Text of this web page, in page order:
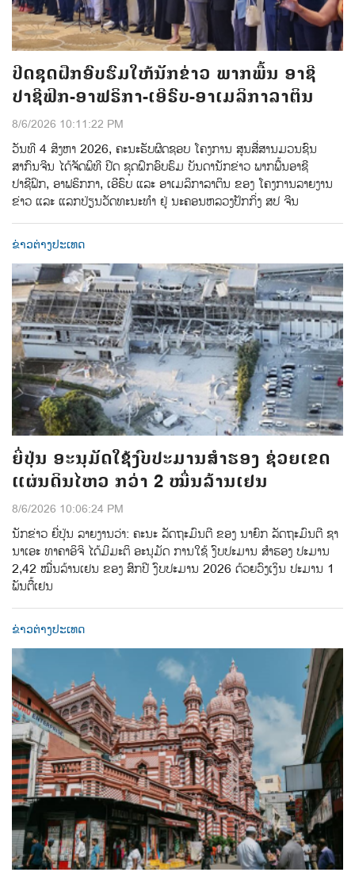
ປີດຊຸດຝຶກອົບຮົມໃຫ້ນັກຂ່າວ ພາກພື້ນ ອາຊີ
ປາຊີຟິກ-ອາຟຣິກາ-ເອີຣົບ-ອາເມລິກາລາຕິນ
8/6/2026 10:11:22 PM
ວັນທີ 4 ສິງຫາ 2026, ຄະນະຮັບຜິດຊອບ ໂຄງການ ສູນສື່ສານມວນຊົນ
ສາກົນຈີນ ໄດ້ຈັດພິທີ ປີດ ຊຸດຝຶກອົບຮົມ ບັນດານັກຂ່າວ ພາກພື້ນອາຊີ
ປາຊີຟິກ, ອາຟຣິກກາ, ເອີຣົບ ແລະ ອາເມລິກາລາຕິນ ຂອງ ໂຄງການລາຍງານ
ຂ່າວ ແລະ ແລກປ່ຽນວັດທະນະທຳ ຢູ່ ນະຄອນຫລວງປັກກິ່ງ ສປ ຈີນ
ຂ່າວຕ່າງປະເທດ
ຍີ່ປຸ່ນ ອະນຸມັດໃຊ້ງົບປະມານສຳຮອງ ຊ່ວຍເຂດ
ແຜ່ນດິນໄຫວ ກວ່າ 2 ໝື່ນລ້ານເຢນ
8/6/2026 10:06:24 PM
ນັກຂ່າວ ຍີ່ປຸ່ນ ລາຍງານວ່າ: ຄະນະ ລັດຖະມົນຕີ ຂອງ ນາຍົກ ລັດຖະມົນຕີ ຊາ
ນາເອະ ທາຄາອິຈິ ໄດ້ມີມະຕິ ອະນຸມັດ ການໃຊ້ ງົບປະມານ ສຳຮອງ ປະມານ
2,42 ໝື່ນລ້ານເຢນ ຂອງ ສົກປີ ງົບປະມານ 2026 ດ້ວຍວົງເງິນ ປະມານ 1
ພັນຕື້ເຢນ
ຂ່າວຕ່າງປະເທດ